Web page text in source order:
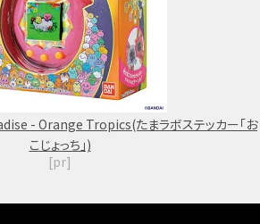
- Orange Tropics(たまラボステッカー「お
こじょっち」)
[pr]